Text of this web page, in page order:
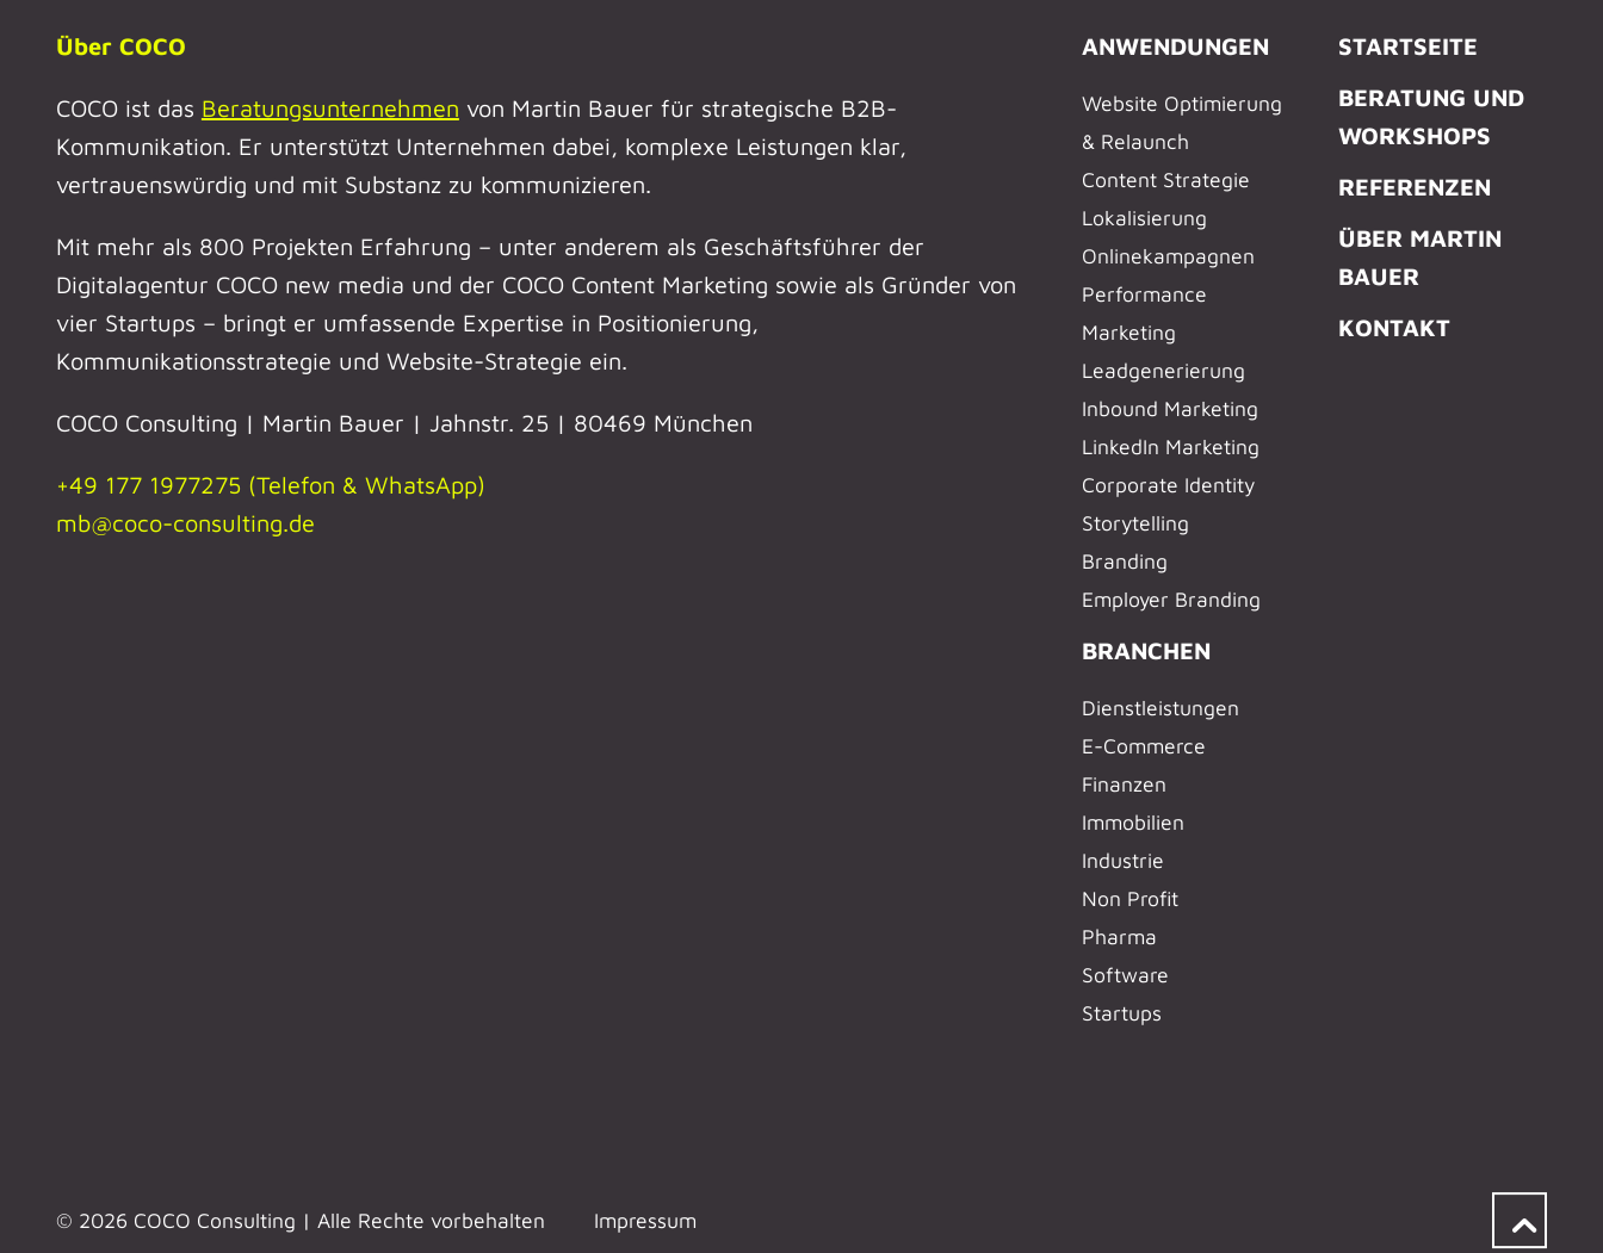
Über COCO
COCO ist das Beratungsunternehmen von Martin Bauer für strategische B2B-
Kommunikation. Er unterstützt Unternehmen dabei, komplexe Leistungen klar,
vertrauenswürdig und mit Substanz zu kommunizieren.
Mit mehr als 800 Projekten Erfahrung – unter anderem als Geschäftsführer der
Digitalagentur COCO new media und der COCO Content Marketing sowie als Gründer von
vier Startups – bringt er umfassende Expertise in Positionierung,
Kommunikationsstrategie und Website-Strategie ein.
COCO Consulting | Martin Bauer | Jahnstr. 25 | 80469 München
+49 177 1977275 (Telefon & WhatsApp)
mb@coco-consulting.de
ANWENDUNGEN
Website Optimierung
& Relaunch
Content Strategie
Lokalisierung
Onlinekampagnen
Performance
Marketing
Leadgenerierung
Inbound Marketing
LinkedIn Marketing
Corporate Identity
Storytelling
Branding
Employer Branding
BRANCHEN
Dienstleistungen
E-Commerce
Finanzen
Immobilien
Industrie
Non Profit
Pharma
Software
Startups
STARTSEITE
BERATUNG UND
WORKSHOPS
REFERENZEN
ÜBER MARTIN
BAUER
KONTAKT
© 2026 COCO Consulting | Alle Rechte vorbehalten Impressum